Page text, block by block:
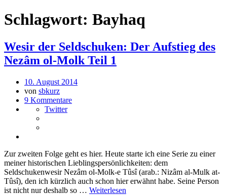
Schlagwort: Bayhaq
Wesir der Seldschuken: Der Aufstieg des
Nezâm ol-Molk Teil 1
10. August 2014
von sbkurz
9 Kommentare
Twitter
Zur zweiten Folge geht es hier. Heute starte ich eine Serie zu einer
meiner historischen Lieblingspersönlichkeiten: dem
Seldschukenwesir Nezâm ol-Molk-e Tûsî (arab.: Nizâm al-Mulk at-
Tûsî), den ich kürzlich auch schon hier erwähnt habe. Seine Person
ist nicht nur deshalb so … Weiterlesen